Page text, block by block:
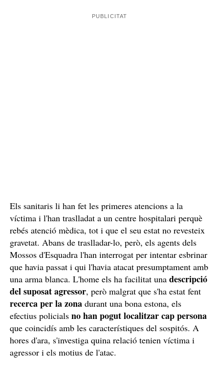
Els sanitaris li han fet les primeres atencions a la
víctima i l'han traslladat a un centre hospitalari perquè
rebés atenció mèdica, tot i que el seu estat no revesteix
gravetat. Abans de traslladar-lo, però, els agents dels
Mossos d'Esquadra l'han interrogat per intentar esbrinar
que havia passat i qui l'havia atacat presumptament amb
una arma blanca. L'home els ha facilitat una descripció
del suposat agressor, però malgrat que s'ha estat fent
recerca per la zona durant una bona estona, els
efectius policials no han pogut localitzar cap persona
que coincidís amb les característiques del sospitós. A
hores d'ara, s'investiga quina relació tenien víctima i
agressor i els motius de l'atac.